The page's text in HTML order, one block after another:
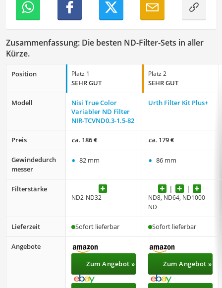
Zusammenfassung: Die besten ND-Filter-Sets in aller
Kürze.
Position Platz 1
SEHR GUT
Platz 2
SEHR GUT
Modell
Nisi True Color
Variabler ND Filter
‎NIR-TCVND0.3-1.5-82
Urth Filter Kit Plus+
Preis ca. 186 € ca. 179 €
Gewindedurch
messer
• 82 mm • 86 mm
Filterstärke
ND2-ND32
ND8, ND64, ND1000
ND
Lieferzeit Sofort lieferbar Sofort lieferbar
Angebote
Zum Angebot »
Zum Angebot »